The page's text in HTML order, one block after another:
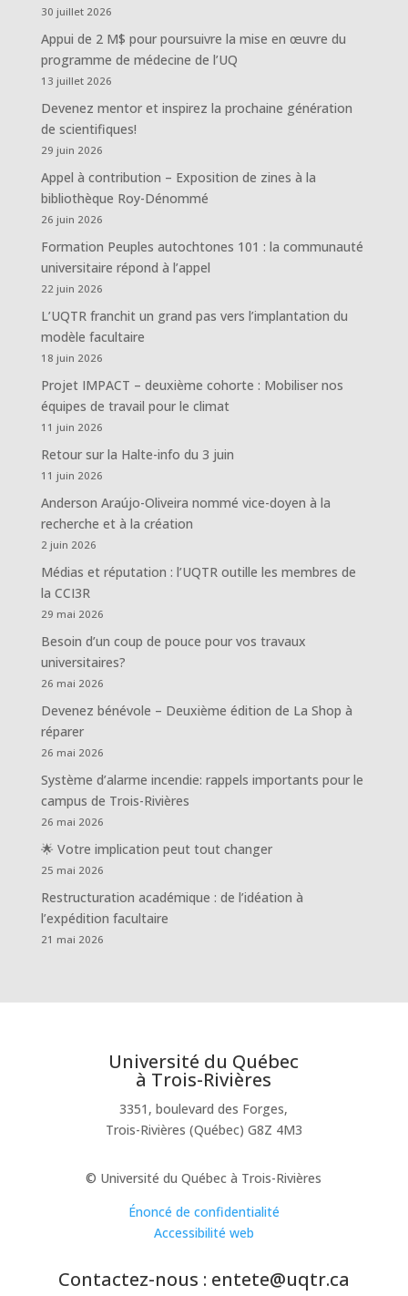
30 juillet 2026
Appui de 2 M$ pour poursuivre la mise en œuvre du
programme de médecine de l’UQ
13 juillet 2026
Devenez mentor et inspirez la prochaine génération
de scientifiques!
29 juin 2026
Appel à contribution – Exposition de zines à la
bibliothèque Roy-Dénommé
26 juin 2026
Formation Peuples autochtones 101 : la communauté
universitaire répond à l’appel
22 juin 2026
L’UQTR franchit un grand pas vers l’implantation du
modèle facultaire
18 juin 2026
Projet IMPACT – deuxième cohorte : Mobiliser nos
équipes de travail pour le climat
11 juin 2026
Retour sur la Halte-info du 3 juin
11 juin 2026
Anderson Araújo-Oliveira nommé vice-doyen à la
recherche et à la création
2 juin 2026
Médias et réputation : l’UQTR outille les membres de
la CCI3R
29 mai 2026
Besoin d’un coup de pouce pour vos travaux
universitaires?
26 mai 2026
Devenez bénévole – Deuxième édition de La Shop à
réparer
26 mai 2026
Système d’alarme incendie: rappels importants pour le
campus de Trois-Rivières
26 mai 2026
🌟 Votre implication peut tout changer
25 mai 2026
Restructuration académique : de l’idéation à
l’expédition facultaire
21 mai 2026
Université du Québec
à Trois-Rivières
3351, boulevard des Forges,
Trois-Rivières (Québec) G8Z 4M3
© Université du Québec à Trois-Rivières
Énoncé de confidentialité
Accessibilité web
Contactez-nous : entete@uqtr.ca